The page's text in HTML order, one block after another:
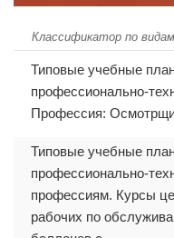
Классификатор по
Типовые учебные
профессионально-
Профессия:
Типовые учебные
профессионально-
профессиям. Курсы
рабочих по